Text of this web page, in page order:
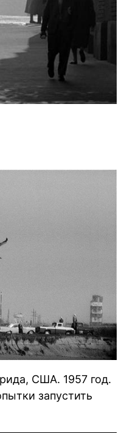
США. 1957 год.
запустить